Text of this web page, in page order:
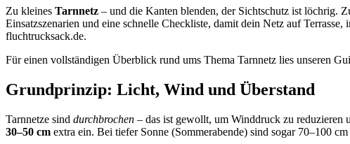
Zu kleines Tarnnetz – und die Kanten blenden, der Sichtschutz ist löchrig.
Einsatzszenarien und eine schnelle Checkliste, damit dein Netz auf
fluchtrucksack.de.
Für einen vollständigen Überblick rund ums Thema Tarnnetz lies unseren
Grundprinzip: Licht, Wind und Überstand
Tarnnetze sind durchbrochen – das ist gewollt, um Winddruck zu reduzieren
30–50 cm extra ein. Bei tiefer Sonne (Sommerabende) sind sogar 70–100